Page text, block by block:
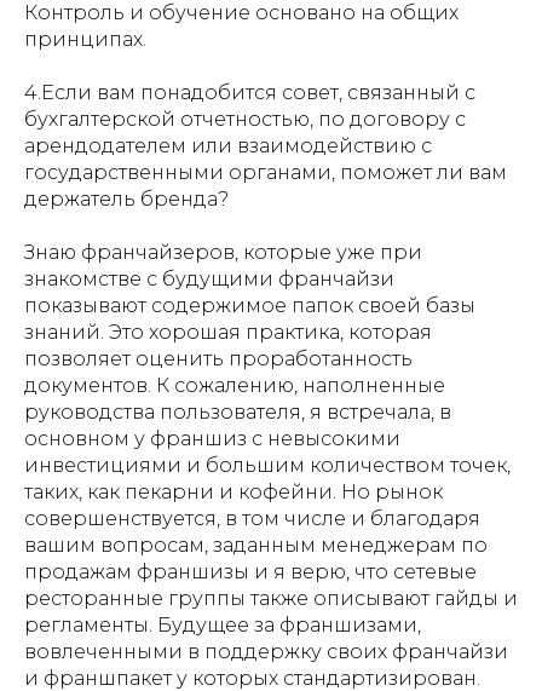
Контроль и обучение основано на общих
принципах.
4.Если вам понадобится совет, связанный с
бухгалтерской отчетностью, по договору с
арендодателем или взаимодействию с
государственными органами, поможет ли вам
держатель бренда?
Знаю франчайзеров, которые уже при
знакомстве с будущими франчайзи
показывают содержимое папок своей базы
знаний. Это хорошая практика, которая
позволяет оценить проработанность
документов. К сожалению, наполненные
руководства пользователя, я встречала, в
основном у франшиз с невысокими
инвестициями и большим количеством точек,
таких, как пекарни и кофейни. Но рынок
совершенствуется, в том числе и благодаря
вашим вопросам, заданным менеджерам по
продажам франшизы и я верю, что сетевые
ресторанные группы также описывают гайды и
регламенты. Будущее за франшизами,
вовлеченными в поддержку своих франчайзи
и франшпакет у которых стандартизирован.